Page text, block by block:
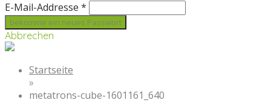
E-Mail-Addresse *
Abbrechen
Startseite
»
metatrons-cube-1601161_640